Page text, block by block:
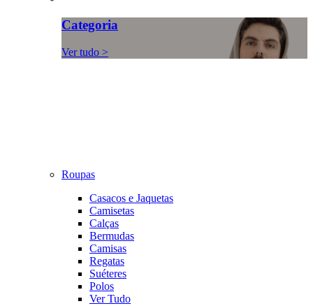
Categoria
Ver tudo >
Roupas
Casacos e Jaquetas
Camisetas
Calças
Bermudas
Camisas
Regatas
Suéteres
Polos
Ver Tudo